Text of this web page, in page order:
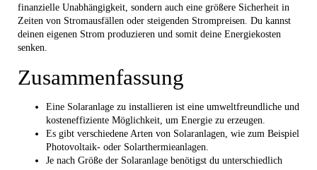
finanzielle Unabhängigkeit, sondern auch eine größere Sicherheit in
Zeiten von Stromausfällen oder steigenden Strompreisen. Du kannst
deinen eigenen Strom produzieren und somit deine Energiekosten
senken.
Zusammenfassung
Eine Solaranlage zu installieren ist eine umweltfreundliche und
kosteneffiziente Möglichkeit, um Energie zu erzeugen.
Es gibt verschiedene Arten von Solaranlagen, wie zum Beispiel
Photovoltaik- oder Solarthermieanlagen.
Je nach Größe der Solaranlage benötigst du unterschiedlich